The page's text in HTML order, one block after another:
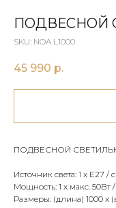
ПОДВЕСНОЙ
SKU: NOA L1000
45 990 р.
ПОДВЕСНОЙ
Источник света: 1 х E27 /
Мощность: 1 х макс. 50Вт
Размеры: (длина) 1000 x